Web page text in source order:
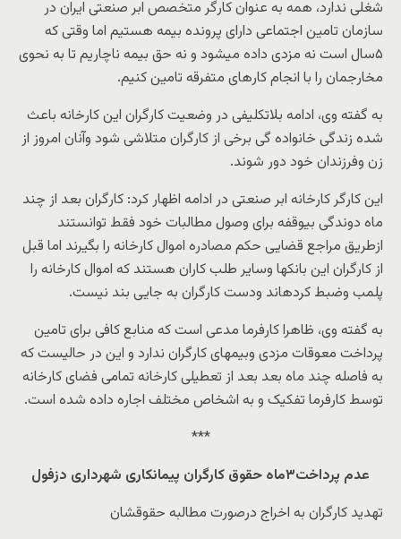
شغلی ندارد، همه به عنوان کارگر متخصص ابر صنعتی ایران در
سازمان تامین اجتماعی دارای پرونده بیمه هستیم اما وقتی که
۵سال است نه مزدی داده میشود و نه حق بیمه ناچاریم تا به نحوی
مخارجمان را با انجام کارهای متفرقه تامین کنیم.
به گفته وی، ادامه بلاتکلیفی در وضعیت کارگران این کارخانه باعث
شده زندگی خانواده گی برخی از کارگران متلاشی شود وآنان امروز از
زن وفرزندان خود دور شوند.
این کارگر کارخانه ابر صنعتی در ادامه اظهار کرد: کارگران بعد از چند
ماه دوندگی بیوقفه برای وصول مطالبات خود فقط توانستند
ازطریق مراجع قضایی حکم مصادره اموال کارخانه را بگیرند اما قبل
از کارگران این بانکها وسایر طلب کاران هستند که اموال کارخانه را
پلمب وضبط کردهاند ودست کارگران به جایی بند نیست.
به گفته وی، ظاهرا کارفرما مدعی است که منابع کافی برای تامین
پرداخت معوقات مزدی وبیمهای کارگران ندارد و این در حالیست که
به فاصله چند ماه بعد بعد از تعطیلی کارخانه تمامی فضای کارخانه
توسط کارفرما تفکیک و به اشخاص مختلف اجاره داده شده است.
***
عدم پرداخت۳ماه حقوق کارگران پیمانکاری شهرداری دزفول
تهدید کارگران به اخراج درصورت مطالبه حقوقشان